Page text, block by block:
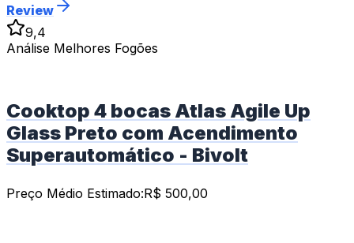
Review
9,4
Análise Melhores Fogões
Cooktop 4 bocas Atlas Agile Up
Glass Preto com Acendimento
Superautomático - Bivolt
Preço Médio Estimado:R$ 500,00